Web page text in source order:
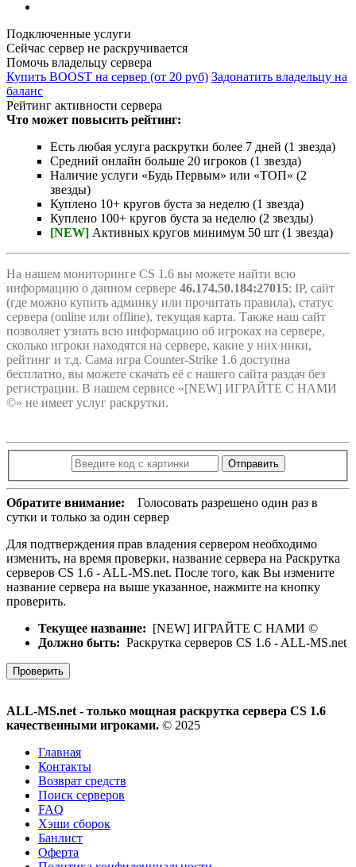
Подключенные услуги
Сейчас сервер не раскручивается
Помочь владельцу сервера
Купить BOOST на сервер (от 20 руб) Задонатить владельцу на
баланс
Рейтинг активности сервера
Что может повысить рейтинг:
Есть любая услуга раскрутки более 7 дней (1 звезда)
Средний онлайн больше 20 игроков (1 звезда)
Наличие услуги «Будь Первым» или «ТОП» (2
звезды)
Куплено 10+ кругов буста за неделю (1 звезда)
Куплено 100+ кругов буста за неделю (2 звезды)
[NEW] Активных кругов минимум 50 шт (1 звезда)
На нашем мониторинге CS 1.6 вы можете найти всю
информацию о данном сервере 46.174.50.184:27015: IP, сайт
(где можно купить админку или прочитать правила), статус
сервера (online или offline), текущая карта. Также наш сайт
позволяет узнать всю информацию об игроках на сервере,
сколько игроки находятся на сервере, какие у них ники,
рейтинг и т.д. Сама игра Counter-Strike 1.6 доступна
бесплатно, вы можете скачать её с нашего сайта раздач без
регистрации. В нашем сервисе «[NEW] ИГРАЙТЕ С НАМИ
©» не имеет услуг раскрутки.
Отправить
Обратите внимание: Голосовать разрешено один раз в
сутки и только за один сервер
Для подтверждения прав владения сервером необходимо
изменить, на время проверки, название сервера на Раскрутка
серверов CS 1.6 - ALL-MS.net. После того, как Вы измените
название сервера на выше указанное, нажмите на кнопку
проверить.
Текущее название: [NEW] ИГРАЙТЕ С НАМИ ©
Должно быть: Раскрутка серверов CS 1.6 - ALL-MS.net
Проверить
ALL-MS.net - только мощная раскрутка сервера CS 1.6
качественными игроками. © 2025
Главная
Контакты
Возврат средств
Поиск серверов
FAQ
Хэши сборок
Банлист
Оферта